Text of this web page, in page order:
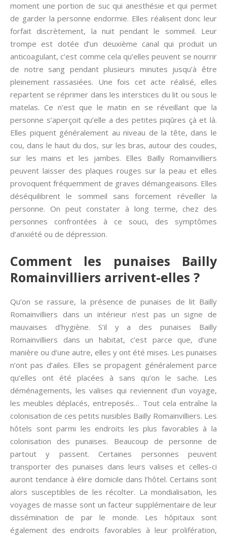
moment une portion de suc qui anesthésie et qui permet
de garder la personne endormie. Elles réalisent donc leur
forfait discrètement, la nuit pendant le sommeil. Leur
trompe est dotée d’un deuxième canal qui produit un
anticoagulant, c’est comme cela qu’elles peuvent se nourrir
de notre sang pendant plusieurs minutes jusqu’à être
pleinement rassasiées. Une fois cet acte réalisé, elles
repartent se réprimer dans les interstices du lit ou sous le
matelas. Ce n’est que le matin en se réveillant que la
personne s’aperçoit qu’elle a des petites piqûres çà et là.
Elles piquent généralement au niveau de la tête, dans le
cou, dans le haut du dos, sur les bras, autour des coudes,
sur les mains et les jambes. Elles Bailly Romainvilliers
peuvent laisser des plaques rouges sur la peau et elles
provoquent fréquemment de graves démangeaisons. Elles
déséquilibrent le sommeil sans forcement réveiller la
personne. On peut constater à long terme, chez des
personnes confrontées à ce souci, des symptômes
d’anxiété ou de dépression.
Comment les punaises Bailly
Romainvilliers arrivent-elles ?
Qu’on se rassure, la présence de punaises de lit Bailly
Romainvilliers dans un intérieur n’est pas un signe de
mauvaises d’hygiène. S’il y a des punaises Bailly
Romainvilliers dans un habitat, c’est parce que, d’une
manière ou d’une autre, elles y ont été mises. Les punaises
n’ont pas d’ailes. Elles se propagent généralement parce
qu’elles ont été placées à sans qu’on le sache. Les
déménagements, les valises qui reviennent d’un voyage,
les meubles déplacés, entreposés… Tout cela entraîne la
colonisation de ces petits nuisibles Bailly Romainvilliers. Les
hôtels sont parmi les endroits les plus favorables à la
colonisation des punaises. Beaucoup de personne de
partout y passent. Certaines personnes peuvent
transporter des punaises dans leurs valises et celles-ci
auront tendance à élire domicile dans l’hôtel. Certains sont
alors susceptibles de les récolter. La mondialisation, les
voyages de masse sont un facteur supplémentaire de leur
dissémination de par le monde. Les hôpitaux sont
également des endroits favorables à leur prolifération,